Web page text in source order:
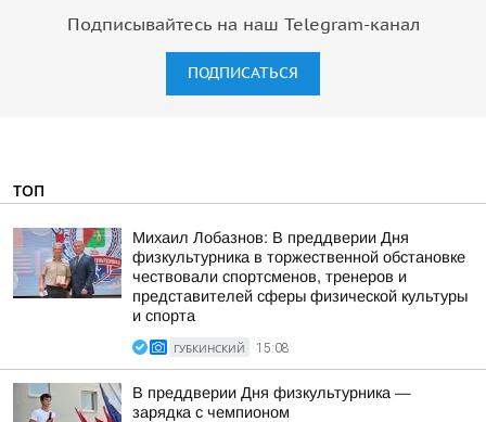
Подписывайтесь на наш Telegram-канал
ПОДПИСАТЬСЯ
ТОП
Михаил Лобазнов: В преддверии Дня
физкультурника в торжественной обстановке
чествовали спортсменов, тренеров и
представителей сферы физической культуры
и спорта
ГУБКИНСКИЙ 15:08
В преддверии Дня физкультурника —
зарядка с чемпионом